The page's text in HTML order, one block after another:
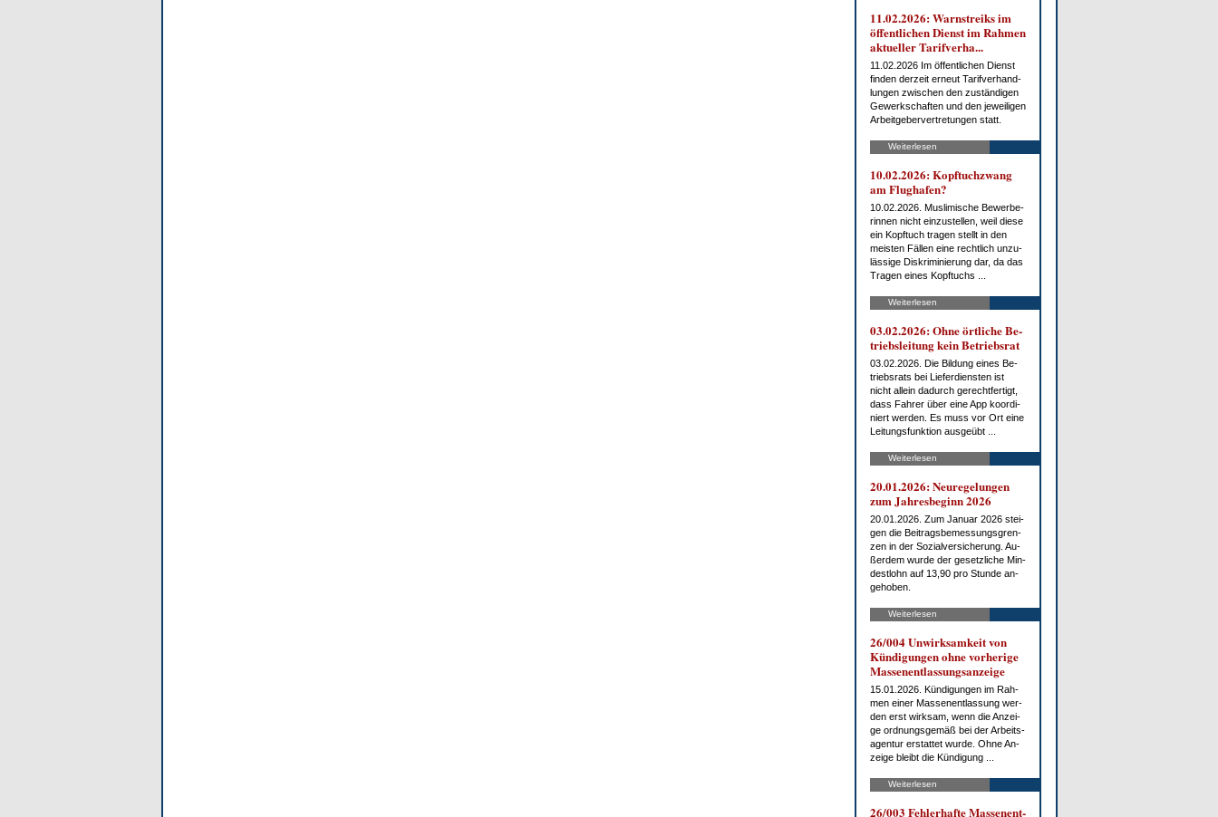
11.02.2026: Warn­streiks im
öf­fent­li­chen Dienst im Rah­men
ak­tu­el­ler Ta­rif­ver­ha...
11.02.2026 Im öf­fent­li­chen Dienst
fin­den der­zeit er­neut Ta­rif­ver­hand­
lun­gen zwi­schen den zu­stän­di­gen
Ge­werk­schaf­ten und den je­wei­li­gen
Ar­beit­ge­ber­ver­tre­tun­gen statt.
Weiterlesen
10.02.2026: Kopf­tuch­zwang
am Flug­ha­fen?
10.02.2026. Mus­li­mi­sche Be­wer­be­
rin­nen nicht ein­zu­stel­len, weil die­se
ein Kopf­tuch tra­gen stellt in den
meis­ten Fäl­len ei­ne recht­lich un­zu­
läs­si­ge Dis­kri­mi­nie­rung dar, da das
Tra­gen ei­nes Kopf­tuchs ...
Weiterlesen
03.02.2026: Oh­ne ört­li­che Be­
triebs­lei­tung kein Be­triebs­rat
03.02.2026. Die Bil­dung ei­nes Be­
triebs­rats bei Lie­fer­diens­ten ist
nicht al­lein da­durch ge­recht­fer­tigt,
dass Fah­rer über ei­ne App ko­or­di­
niert wer­den. Es muss vor Ort ei­ne
Lei­tungs­funk­ti­on aus­ge­übt ...
Weiterlesen
20.01.2026: Neu­re­ge­lun­gen
zum Jah­res­be­ginn 2026
20.01.2026. Zum Ja­nu­ar 2026 stei­
gen die Bei­trags­be­mes­sungs­gren­
zen in der So­zi­al­ver­si­che­rung. Au­
ßer­dem wur­de der ge­setz­li­che Min­
dest­lohn auf 13,90 pro St­un­de an­
ge­ho­ben.
Weiterlesen
26/004 Un­wirk­sam­keit von
Kün­di­gun­gen oh­ne vor­he­ri­ge
Mas­sen­ent­las­sungs­an­zei­ge
15.01.2026. Kün­di­gun­gen im Rah­
men ei­ner Mas­sen­ent­las­sung wer­
den erst wirk­sam, wenn die An­zei­
ge ord­nungs­ge­mäß bei der Ar­beits­
agen­tur er­stat­tet wur­de. Oh­ne An­
zei­ge bleibt die Kün­di­gung ...
Weiterlesen
26/003 Feh­ler­haf­te Mas­sen­ent­